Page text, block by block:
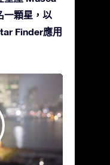
一顆星，以
Finder應用